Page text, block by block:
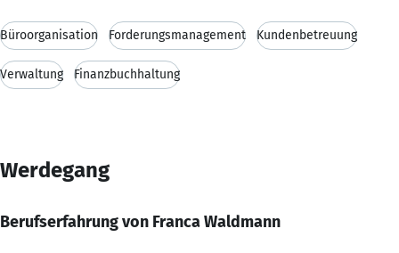
Büroorganisation Forderungsmanagement Kundenbetreuung
Verwaltung Finanzbuchhaltung
Werdegang
Berufserfahrung von Franca Waldmann